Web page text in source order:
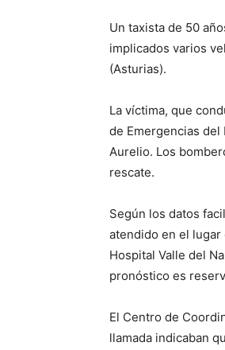
Un taxista de 50
implicados varios
(Asturias).
La víctima, que
de Emergencias del
Aurelio. Los
rescate.
Según los datos
atendido en el
Hospital Valle del
pronóstico es
El Centro de
llamada indicaban